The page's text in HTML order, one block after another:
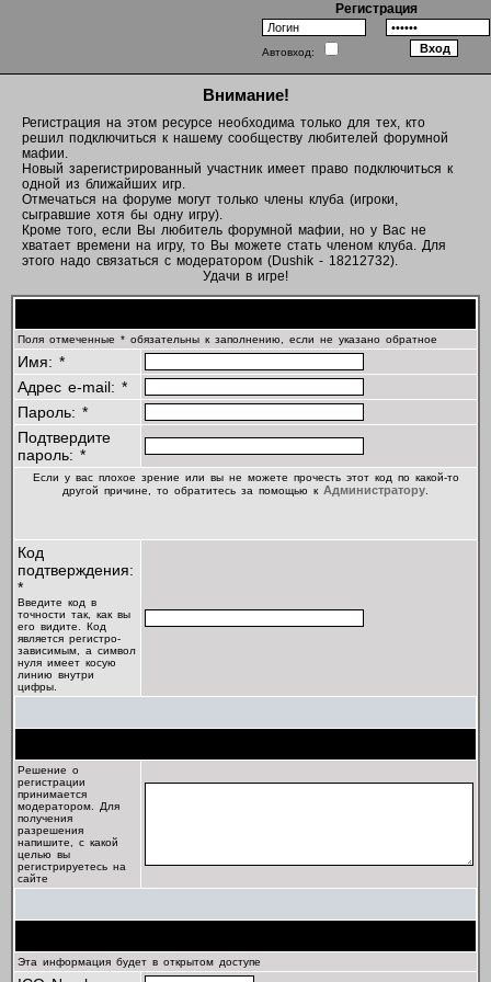
Регистрация
Автовход:
Внимание!
Регистрация на этом ресурсе необходима только для тех, кто
решил подключиться к нашему сообществу любителей форумной
мафии.
Новый зарегистрированный участник имеет право подключиться к
одной из ближайших игр.
Отмечаться на форуме могут только члены клуба (игроки,
сыгравшие хотя бы одну игру).
Кроме того, если Вы любитель форумной мафии, но у Вас не
хватает времени на игру, то Вы можете стать членом клуба. Для
этого надо связаться с модератором (Dushik - 18212732).
Удачи в игре!
Поля отмеченные * обязательны к заполнению, если не указано обратное
Имя: *
Адрес e-mail: *
Пароль: *
Подтвердите
пароль: *
Если у вас плохое зрение или вы не можете прочесть этот код по какой-то
другой причине, то обратитесь за помощью к Администратору
Код
подтверждения:
*
Введите код в
точности так, как вы
его видите. Код
является регистро-
зависимым, а символ
нуля имеет косую
линию внутри
цифры.
Решение о
регистрации
принимается
модератором. Для
получения
разрешения
напишите, с какой
целью вы
регистрируетесь на
сайте
Эта информация будет в открытом доступе